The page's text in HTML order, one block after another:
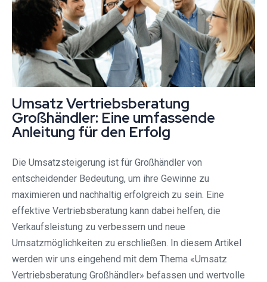
Umsatz Vertriebsberatung
Großhändler: Eine umfassende
Anleitung für den Erfolg
Die Umsatzsteigerung ist für Großhändler von
entscheidender Bedeutung, um ihre Gewinne zu
maximieren und nachhaltig erfolgreich zu sein. Eine
effektive Vertriebsberatung kann dabei helfen, die
Verkaufsleistung zu verbessern und neue
Umsatzmöglichkeiten zu erschließen. In diesem Artikel
werden wir uns eingehend mit dem Thema «Umsatz
Vertriebsberatung Großhändler» befassen und wertvolle